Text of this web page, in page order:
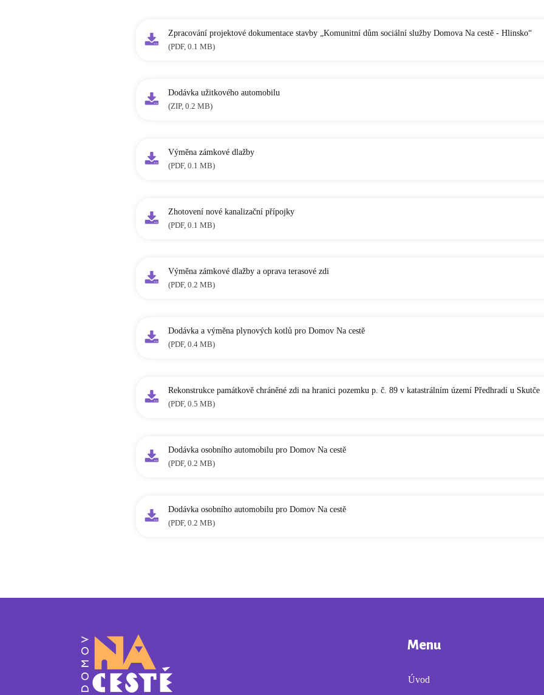
Zpracování projektové dokumentace stavby „Komunitní dům sociální služby Domova Na cestě - Hlinsko“
(PDF, 0.1 MB)
Dodávka užitkového automobilu
(ZIP, 0.2 MB)
Výměna zámkové dlažby
(PDF, 0.1 MB)
Zhotovení nové kanalizační přípojky
(PDF, 0.1 MB)
Výměna zámkové dlažby a oprava terasové zdi
(PDF, 0.2 MB)
Dodávka a výměna plynových kotlů pro Domov Na cestě
(PDF, 0.4 MB)
Rekonstrukce památkově chráněné zdi na hranici pozemku p. č. 89 v katastrálním území Předhradí u Skutče
(PDF, 0.5 MB)
Dodávka osobního automobilu pro Domov Na cestě
(PDF, 0.2 MB)
Dodávka osobního automobilu pro Domov Na cestě
(PDF, 0.2 MB)
Menu
Úvod